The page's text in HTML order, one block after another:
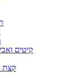
קיטים
קצת